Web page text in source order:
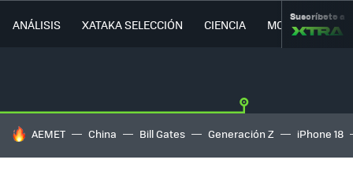
ANÁLISIS XATAKA SELECCIÓN CIENCIA MOVILIDAD
Suscríbete a
HOY SE HABLA DE
AEMET China Bill Gates Generación Z iPhone 18